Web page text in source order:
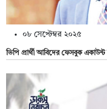
০৮ সেপ্টেম্বর ২০২৫
ভিপি প্রার্থী আবিদের ফেসবুক